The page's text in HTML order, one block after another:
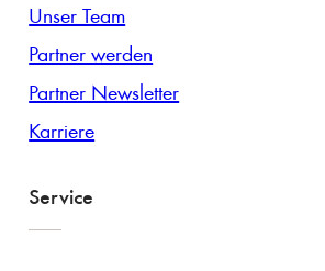
Unser Team
Partner werden
Partner Newsletter
Karriere
Service